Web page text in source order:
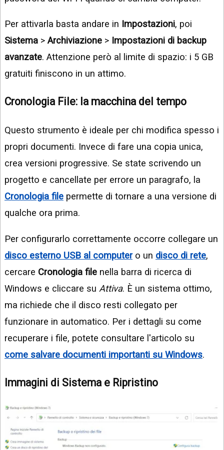
Per attivarla basta andare in Impostazioni, poi
Sistema > Archiviazione > Impostazioni di backup
avanzate. Attenzione però al limite di spazio: i 5 GB
gratuiti finiscono in un attimo.
Cronologia File: la macchina del tempo
Questo strumento è ideale per chi modifica spesso i
propri documenti. Invece di fare una copia unica,
crea versioni progressive. Se state scrivendo un
progetto e cancellate per errore un paragrafo, la
Cronologia file permette di tornare a una versione di
qualche ora prima.
Per configurarlo correttamente occorre collegare un
disco esterno USB al computero un disco di rete,
cercare Cronologia file nella barra di ricerca di
Windows e cliccare su Attiva. È un sistema ottimo,
ma richiede che il disco resti collegato per
funzionare in automatico. Per i dettagli su come
recuperare i file, potete consultare l'articolo su
come salvare documenti importanti su Windows.
Immagini di Sistema e Ripristino